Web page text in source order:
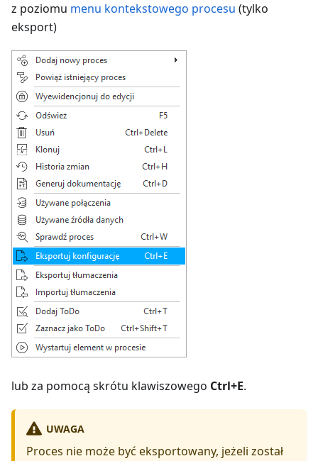
z poziomu menu kontekstowego procesu (tylko
eksport)
lub za pomocą skrótu klawiszowego Ctrl+E.
UWAGA
Proces nie może być eksportowany, jeżeli został